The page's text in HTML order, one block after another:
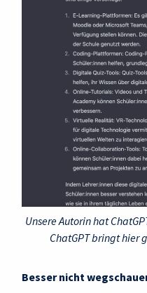
Unsere Autorin hat
ChatGPT bringt hier
Besser nicht